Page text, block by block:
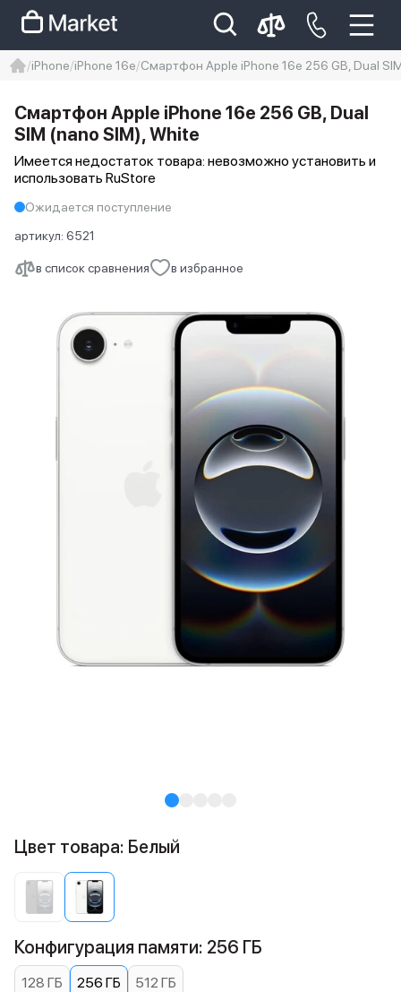
Iphone 14 pro max
айфон 14
iPhone iPhone 16e Смартфон Apple iPhone 16e 256 GB, Dual
в список сравнения в избранное
Смартфон Apple iPhone 16e 256 GB, Dual
SIM (nano SIM), White
Имеется недостаток товара: невозможно установить и
использовать RuStore
Ожидается поступление
артикул: 6521
Цвет товара: Белый
Конфигурация памяти: 256 ГБ
128 ГБ 256 ГБ 512 ГБ